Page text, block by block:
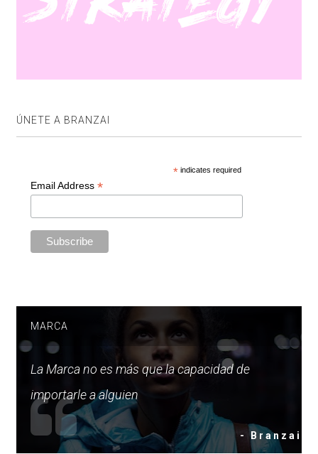
ÚNETE A BRANZAI
* indicates required
Email Address *
MARCA
La Marca no es más que la capacidad de
importarle a alguien
- Branzai